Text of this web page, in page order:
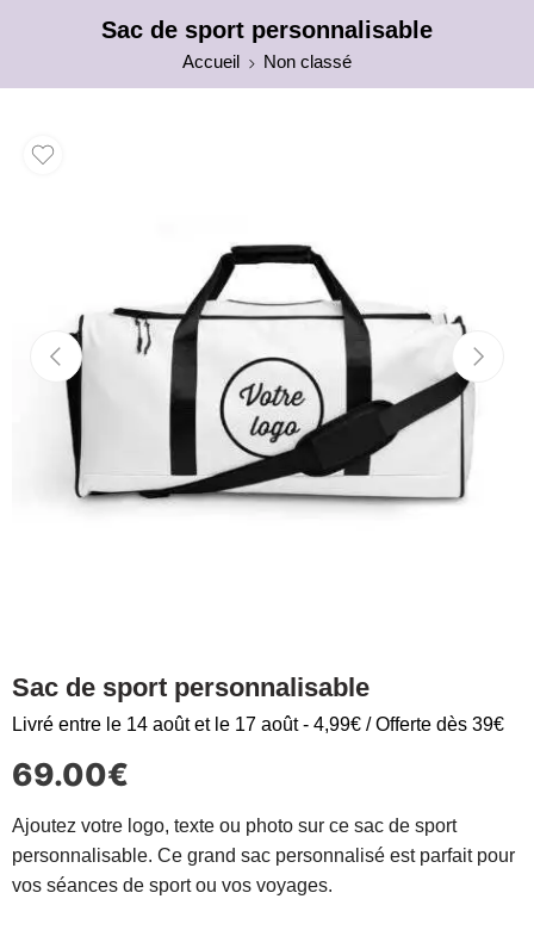
Sac de sport personnalisable
Accueil Non classé
Sac de sport personnalisable
Livré entre le 14 août et le 17 août - 4,99€ / Offerte dès 39€
69.00€
Ajoutez votre logo, texte ou photo sur ce sac de sport
personnalisable. Ce grand sac personnalisé est parfait pour
vos séances de sport ou vos voyages.